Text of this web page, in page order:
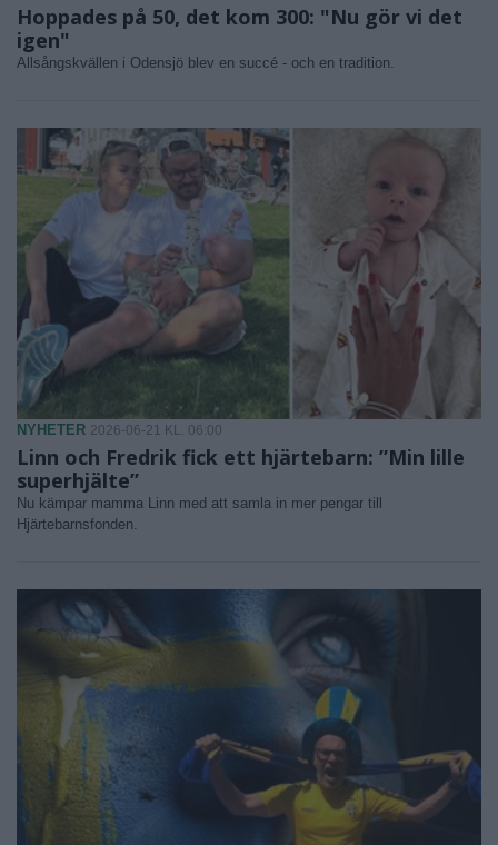
Hoppades på 50, det kom 300: "Nu gör vi det
igen"
Allsångskvällen i Odensjö blev en succé - och en tradition.
NYHETER 2026-06-21 KL. 06:00
Linn och Fredrik fick ett hjärtebarn: ”Min lille
superhjälte”
Nu kämpar mamma Linn med att samla in mer pengar till
Hjärtebarnsfonden.